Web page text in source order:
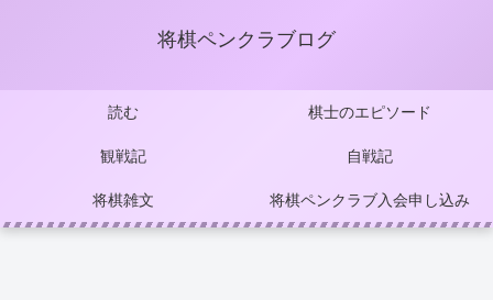
将棋ペンクラブログ
読む 棋士のエピソード
観戦記 自戦記
将棋雑文 将棋ペンクラブ入会申し込み